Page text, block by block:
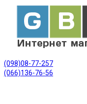
(098)08-77-257
(066)136-76-56